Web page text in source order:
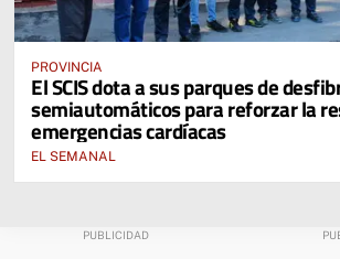
PROVINCIA
El SCIS dota a sus parques de
semiautomáticos para reforzar la
emergencias cardíacas
EL SEMANAL